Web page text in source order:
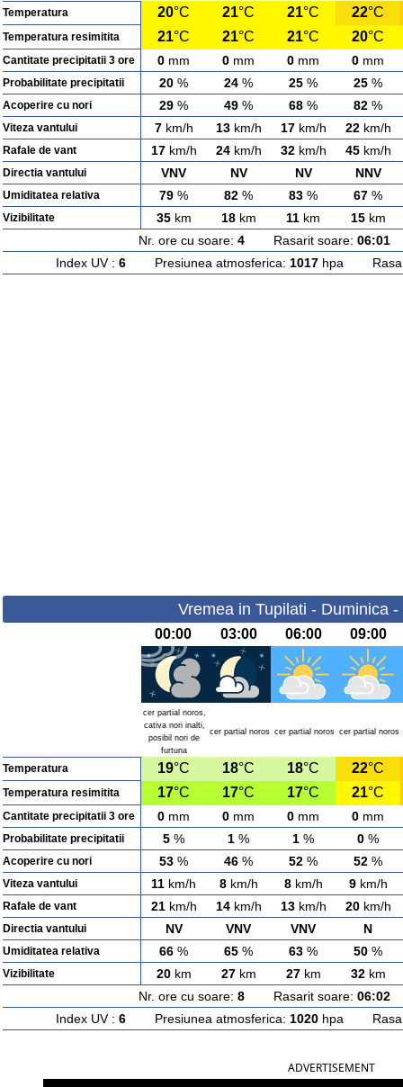
Temperatura 20°C 21°C 21°C 22°C
Temperatura resimitita 21°C 21°C 21°C 20°C
Cantitate precipitatii 3 ore 0 mm 0 mm 0 mm 0 mm
Probabilitate precipitatii 20 % 24 % 25 % 25 %
Acoperire cu nori 29 % 49 % 68 % 82 %
Viteza vantului 7km/h 13km/h 17km/h 22km/h
Rafale de vant 17km/h 24km/h 32km/h 45km/h
Directia vantului VNV NV NV NNV
Umiditatea relativa 79 % 82 % 83 % 67 %
Vizibilitate 35km 18km 11 km 15km
Nr. ore cu soare: 4Rasarit soare: 06:01
Index UV : 6Presiunea atmosferica: 1017hpa
Vremea in Tupilati - Duminica
00:00 03:00 06:00 09:00
cer partial noros,
cativa nori inalti,
posibil nori de
furtuna
cer partial noros cer partial noros cer partial noros
Temperatura 19°C 18°C 18°C 22°C
Temperatura resimitita 17°C 17°C 17°C 21°C
Cantitate precipitatii 3 ore 0 mm 0 mm 0 mm 0 mm
Probabilitate precipitatii 5 % 1 % 1 % 0 %
Acoperire cu nori 53 % 46 % 52 % 52 %
Viteza vantului 11 km/h 8km/h 8km/h 9km/h
Rafale de vant 21km/h 14km/h 13km/h 20km/h
Directia vantului NV VNV VNV N
Umiditatea relativa 66 % 65 % 63 % 50 %
Vizibilitate 20km 27km 27km 32km
Nr. ore cu soare: 8Rasarit soare: 06:02
Index UV : 6Presiunea atmosferica: 1020hpa
ADVERTISEMENT